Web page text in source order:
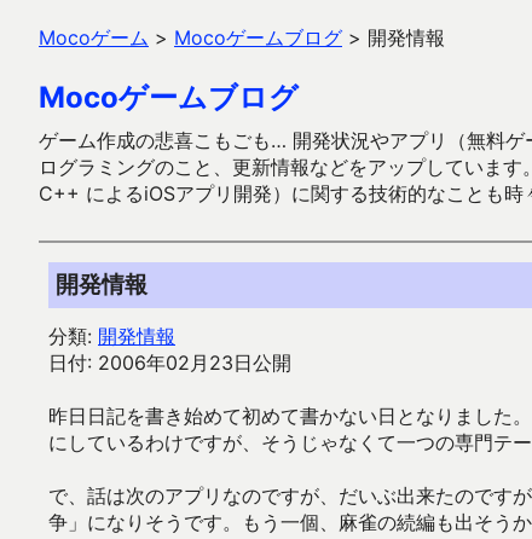
Mocoゲーム > Mocoゲームブログ > 開発情報
Mocoゲームブログ
ゲーム作成の悲喜こもごも… 開発状況やアプリ（無料
ログラミングのこと、更新情報などをアップしていま
C++ によるiOSアプリ開発）に関する技術的なことも時
開発情報
分類: 開発情報
日付: 2006年02月23日公開
昨日日記を書き始めて初めて書かない日となりました
にしているわけですが、そうじゃなくて一つの専門テ
で、話は次のアプリなのですが、だいぶ出来たのです
争」になりそうです。もう一個、麻雀の続編も出そう